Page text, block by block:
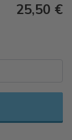
25,50 €